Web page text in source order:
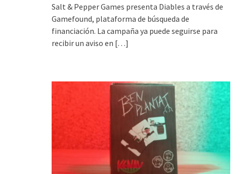
Salt & Pepper Games presenta Diables a través de
Gamefound, plataforma de búsqueda de
financiación. La campaña ya puede seguirse para
recibir un aviso en […]